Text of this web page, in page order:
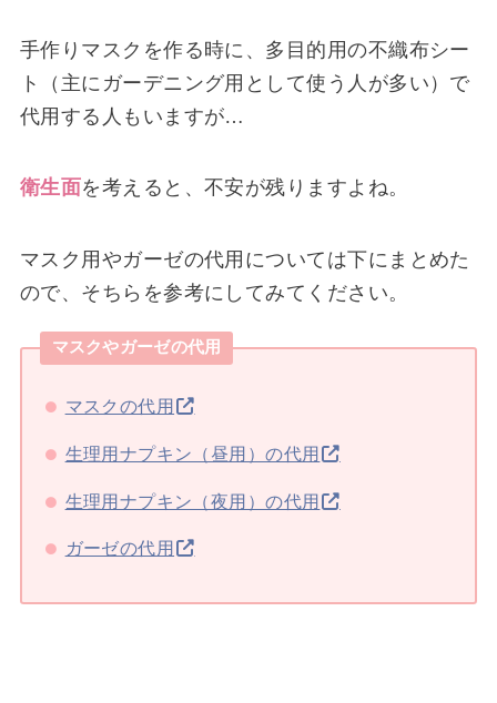
手作りマスクを作る時に、多目的用の不織布シー
ト（主にガーデニング用として使う人が多い）で
代用する人もいますが…
衛生面を考えると、不安が残りますよね。
マスク用やガーゼの代用については下にまとめた
ので、そちらを参考にしてみてください。
マスクやガーゼの代用
マスクの代用
生理用ナプキン（昼用）の代用
生理用ナプキン（夜用）の代用
ガーゼの代用